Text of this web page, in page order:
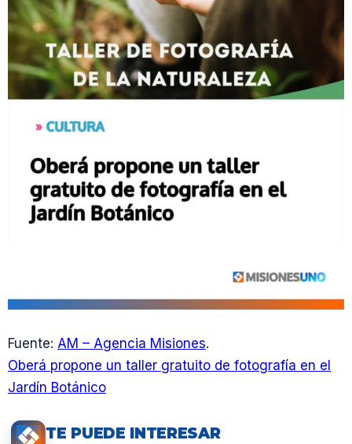
Fuente: AM – Agencia Misiones.
Oberá propone un taller gratuito de fotografía en el
Jardín Botánico
TE PUEDE INTERESAR